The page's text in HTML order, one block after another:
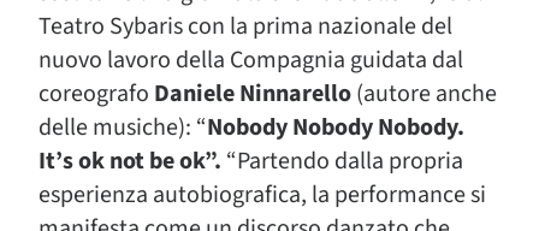
Teatro Sybaris con la prima nazionale del
nuovo lavoro della Compagnia guidata dal
coreografo Daniele Ninnarello(autore anche
delle musiche): “Nobody Nobody Nobody.
It’s ok not be ok”. “Partendo dalla propria
esperienza autobiografica, la performance si